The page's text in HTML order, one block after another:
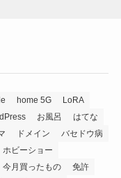
home 5G
LoRA
お風呂
はてな
ドメイン
バセドウ病
ホビーショー
今月買ったもの
免許